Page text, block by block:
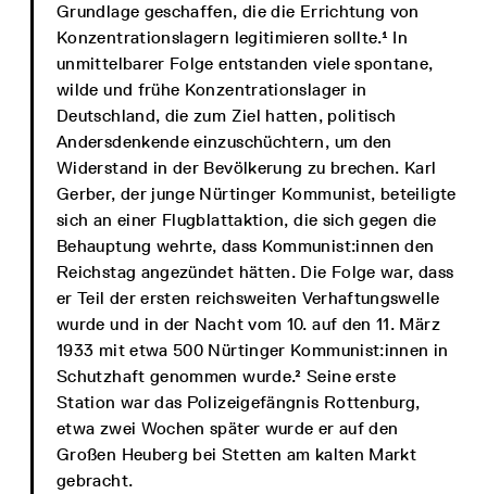
Grundlage geschaffen, die die Errichtung von
Konzentrationslagern legitimieren sollte.¹ In
unmittelbarer Folge entstanden viele spontane,
wilde und frühe Konzentrationslager in
Deutschland, die zum Ziel hatten, politisch
Andersdenkende einzuschüchtern, um den
Widerstand in der Bevölkerung zu brechen. Karl
Gerber, der junge Nürtinger Kommunist, beteiligte
sich an einer Flugblattaktion, die sich gegen die
Behauptung wehrte, dass Kommunist:innen den
Reichstag angezündet hätten. Die Folge war, dass
er Teil der ersten reichsweiten Verhaftungswelle
wurde und in der Nacht vom 10. auf den 11. März
1933 mit etwa 500 Nürtinger Kommunist:innen in
Schutzhaft genommen wurde.² Seine erste
Station war das Polizeigefängnis Rottenburg,
etwa zwei Wochen später wurde er auf den
Großen Heuberg bei Stetten am kalten Markt
gebracht.